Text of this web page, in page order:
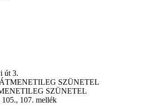
út 3.
ÁTMENETILEG SZÜNETEL
SZÜNETEL
107. mellék